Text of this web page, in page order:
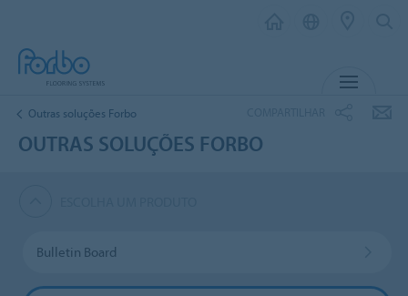
Outras soluções Forbo
OUTRAS SOLUÇÕES FORBO
Bulletin Board